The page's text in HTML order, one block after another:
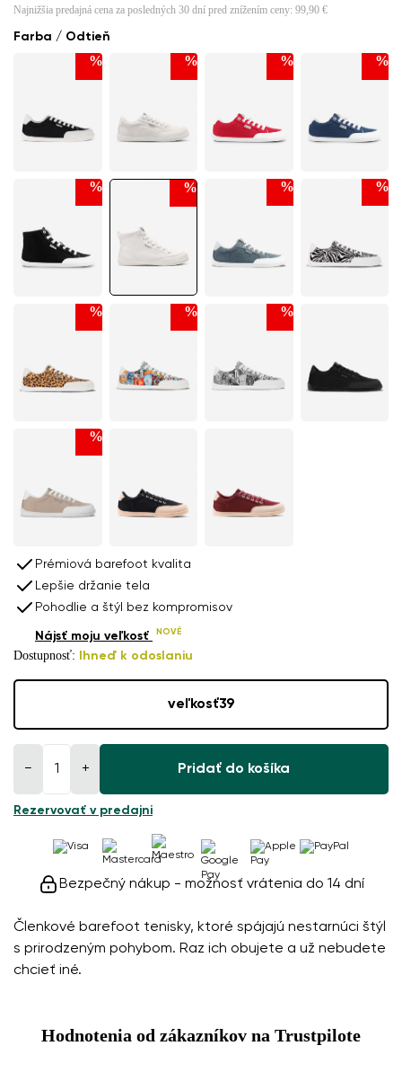
Členkové barefoot tenisky, ktoré spájajú nestarnúci štýl
s prirodzeným pohybom. Raz ich obujete a už nebudete
chcieť iné.
Farba / Odtieň
% % % %
% % % %
% % %
%
Najnižšia predajná cena za posledných 30 dní pred znížením ceny: 99,90 €
Prémiová barefoot kvalita
Lepšie držanie tela
Pohodlie a štýl bez kompromisov
Dostupnosť: Ihneď k odoslaniu
Nájsť moju veľkosť NOVÉ
veľkosť39
− + Pridať do košíka
Rezervovať v predajni
Bezpečný nákup - možnosť vrátenia do 14 dní
Hodnotenia od zákazníkov na Trustpilote